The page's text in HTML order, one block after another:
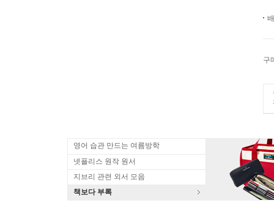
구
영어 습관 만드는 여름방학
넷플리스 원작 원서
지브리 관련 외서 모음
책보다 부록